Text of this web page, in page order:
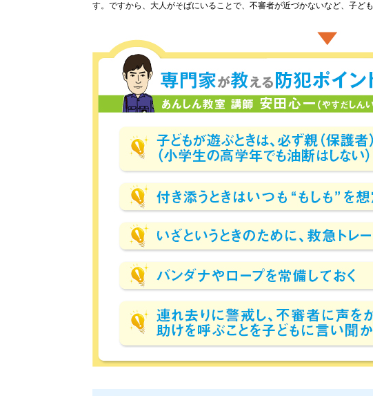
す。ですから、大人がそばにいることで、不審者が近づかないなど、子ど